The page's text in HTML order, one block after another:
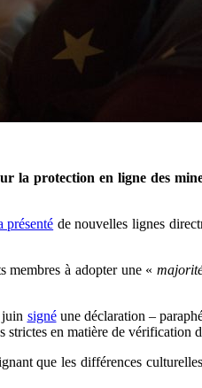
la protection en ligne des
présenté de nouvelles lignes
membres à adopter une «
juin signéune déclaration –
en matière de vérification
que les différences